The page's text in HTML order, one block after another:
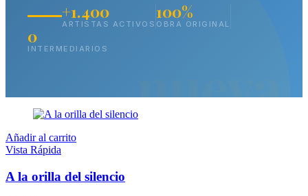
nueva
+1.400
ARTISTAS ACTIVOS
100%
OBRA ORIGINAL
0
INTERMEDIARIOS
Añadir al carrito
Vista Rápida
A la orilla del silencio